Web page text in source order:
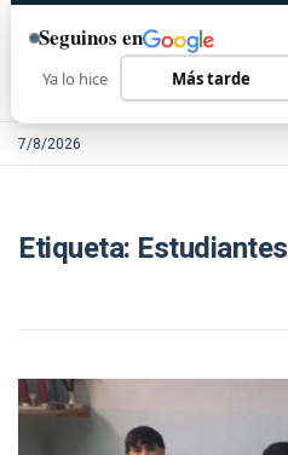
7/8/2026
Etiqueta: Estudiantes
Seguinos en
Ya lo hice Más tarde